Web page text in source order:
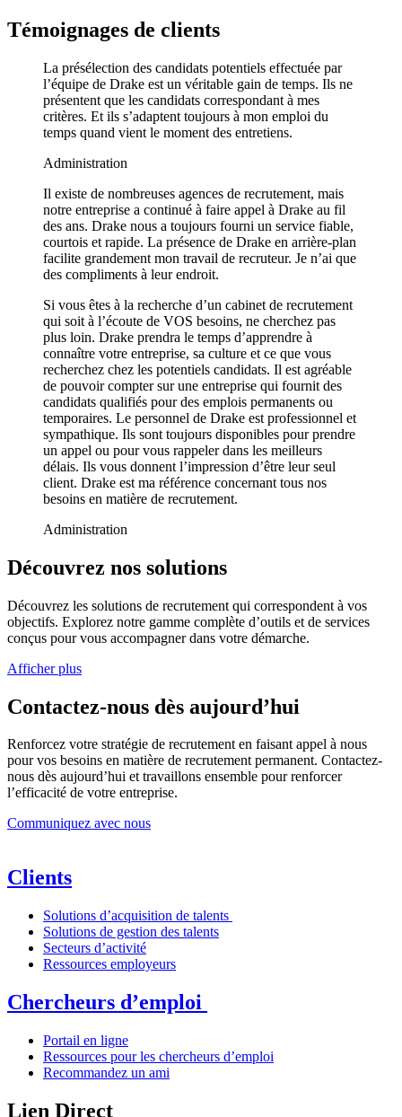
Témoignages de clients
La présélection des candidats potentiels effectuée par
l’équipe de Drake est un véritable gain de temps. Ils ne
présentent que les candidats correspondant à mes
critères. Et ils s’adaptent toujours à mon emploi du
temps quand vient le moment des entretiens.
Administration
Il existe de nombreuses agences de recrutement, mais
notre entreprise a continué à faire appel à Drake au fil
des ans. Drake nous a toujours fourni un service fiable,
courtois et rapide. La présence de Drake en arrière-plan
facilite grandement mon travail de recruteur. Je n’ai que
des compliments à leur endroit.
Si vous êtes à la recherche d’un cabinet de recrutement
qui soit à l’écoute de VOS besoins, ne cherchez pas
plus loin. Drake prendra le temps d’apprendre à
connaître votre entreprise, sa culture et ce que vous
recherchez chez les potentiels candidats. Il est agréable
de pouvoir compter sur une entreprise qui fournit des
candidats qualifiés pour des emplois permanents ou
temporaires. Le personnel de Drake est professionnel et
sympathique. Ils sont toujours disponibles pour prendre
un appel ou pour vous rappeler dans les meilleurs
délais. Ils vous donnent l’impression d’être leur seul
client. Drake est ma référence concernant tous nos
besoins en matière de recrutement.
Administration
Découvrez nos solutions
Découvrez les solutions de recrutement qui correspondent à vos
objectifs. Explorez notre gamme complète d’outils et de services
conçus pour vous accompagner dans votre démarche.
Afficher plus
Contactez-nous dès aujourd’hui
Renforcez votre stratégie de recrutement en faisant appel à nous
pour vos besoins en matière de recrutement permanent. Contactez-
nous dès aujourd’hui et travaillons ensemble pour renforcer
l’efficacité de votre entreprise.
Communiquez avec nous
Clients
Solutions d’acquisition de talents
Solutions de gestion des talents
Secteurs d’activité
Ressources employeurs
Chercheurs d’emploi
Portail en ligne
Ressources pour les chercheurs d’emploi
Recommandez un ami
Lien Direct